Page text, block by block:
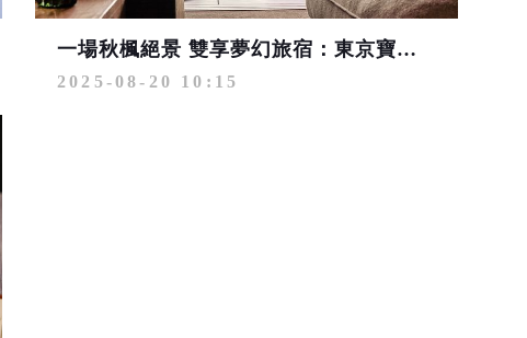
一場秋楓絕景 雙享夢幻旅宿：東京寶格麗ｘFUFU河口湖
2025-08-20 10:15